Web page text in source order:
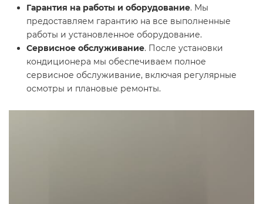
Гарантия на работы и оборудование. Мы
предоставляем гарантию на все выполненные
работы и установленное оборудование.
Сервисное обслуживание. После установки
кондиционера мы обеспечиваем полное
сервисное обслуживание, включая регулярные
осмотры и плановые ремонты.